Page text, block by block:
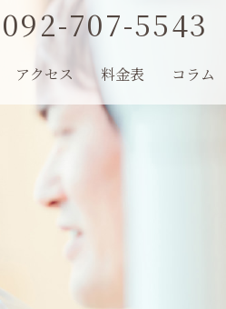
092-707-5543
アクセス 料金表 コラム